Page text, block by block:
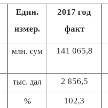
Един.
измер.
2017 год
факт
млн. сум 141 065,8
тыс. дал 2 856,5
% 102,3